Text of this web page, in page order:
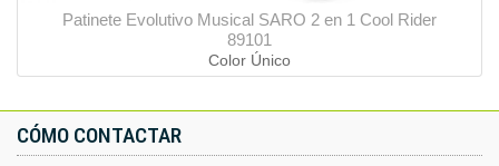
Patinete Evolutivo Musical SARO 2 en 1 Cool Rider
89101
Color Único
CÓMO CONTACTAR